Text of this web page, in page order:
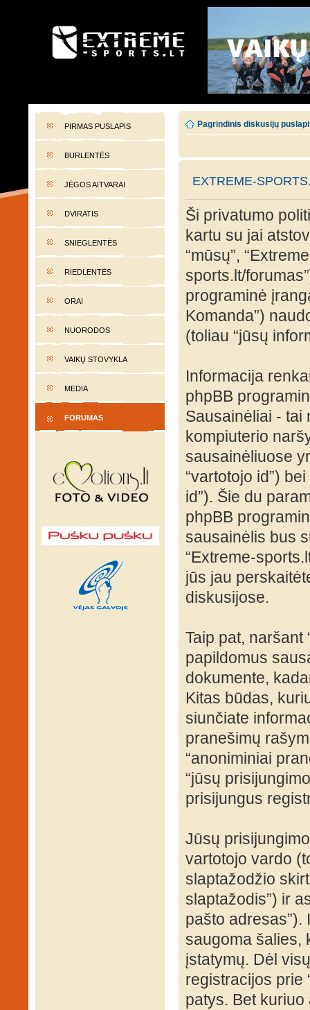
EXTREME-SPORTS.LT
PIRMAS PUSLAPIS
BURLENTĖS
JĖGOS AITVARAI
DVIRATIS
SNIEGLENTĖS
RIEDLENTĖS
ORAI
NUORODOS
VAIKŲ STOVYKLA
MEDIA
FORUMAS
Pagrindinis diskusijų
EXTREME-
Ši privatumo
kartu su jai
“mūsų”,
sports.lt/
programinė
Komanda”)
(toliau “jūsų
Informacija
phpBB
Sausainėliai - tai
kompiuterio
sausainėliuose
“vartotojo id”)
id”). Šie du
phpBB
sausainėlis bus
“Extreme-
jūs jau
diskusijose.
Taip pat, naršant
papildomus
dokumente,
Kitas būdas,
siunčiate
pranešimų
“anoniminiai
“jūsų
prisijungus
Jūsų
vartotojo vardo
slaptažodžio
slaptažodis”) ir
pašto
saugoma šalies,
įstatymų. Dėl
registracijos prie
patys. Bet